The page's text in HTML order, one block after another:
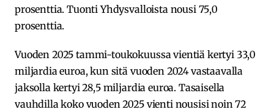
prosenttia. Tuonti Yhdysvalloista nousi 75,0
prosenttia.
Vuoden 2025 tammi-toukokuussa vientiä kertyi 33,0
miljardia euroa, kun sitä vuoden 2024 vastaavalla
jaksolla kertyi 28,5 miljardia euroa. Tasaisella
vauhdilla koko vuoden 2025 vienti nousisi noin 72